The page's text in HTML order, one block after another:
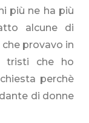
più ne ha più
alcune di
provavo in
tristi che ho
perchè
di donne